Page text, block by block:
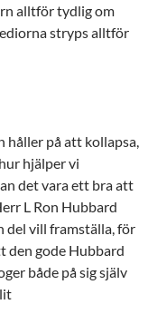
alltför tydlig om
stryps alltför
håller på att kollapsa,
hjälper vi
det vara ett bra att
L Ron Hubbard
del vill framställa, för
den gode Hubbard
både på sig själv